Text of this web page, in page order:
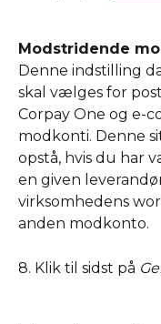
Modstridende
Denne indstilling
skal vælges for
Corpay One og e-
modkonti. Denne
opstå, hvis du har
en given
virksomhedens
anden modkonto.
8. Klik til sidst på